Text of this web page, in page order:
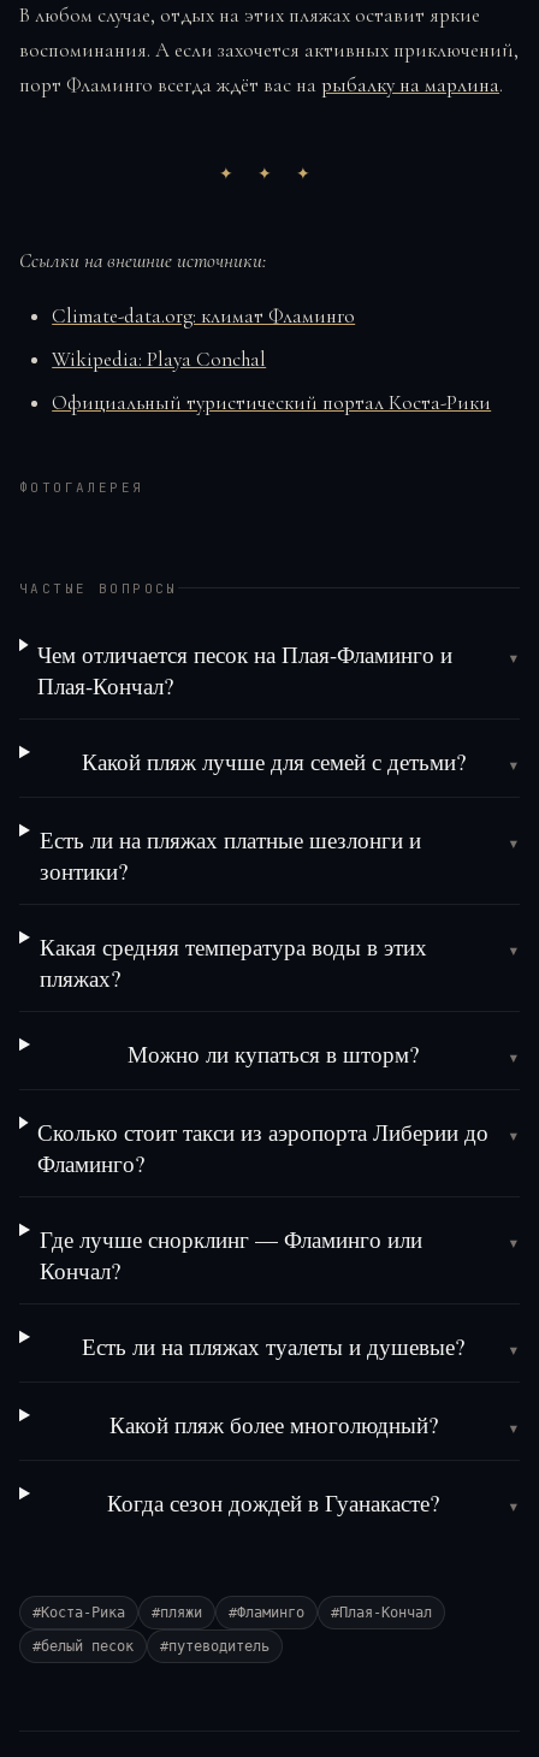
В любом случае, отдых на этих пляжах оставит яркие
воспоминания. А если захочется активных приключений,
порт Фламинго всегда ждёт вас нарыбалку на марлина.
Ссылки на внешние источники:
Climate-data.org: климат Фламинго
Wikipedia: Playa Conchal
Официальный туристический портал Коста-Рики
ФОТОГАЛЕРЕЯ
ЧАСТЫЕ ВОПРОСЫ
Чем отличается песок на Плая-Фламинго и
Плая-Кончал?
▾
Какой пляж лучше для семей с детьми? ▾
Есть ли на пляжах платные шезлонги и
зонтики?
▾
Какая средняя температура воды в этих
пляжах?
▾
Можно ли купаться в шторм? ▾
Сколько стоит такси из аэропорта Либерии до
Фламинго?
▾
Где лучше снорклинг — Фламинго или
Кончал?
▾
Есть ли на пляжах туалеты и душевые? ▾
Какой пляж более многолюдный? ▾
Когда сезон дождей в Гуанакасте? ▾
#Коста-Рика #пляжи #Фламинго #Плая-Кончал
#белый песок #путеводитель